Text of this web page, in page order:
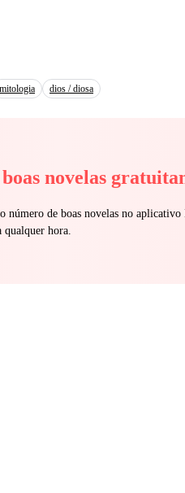
mitologia dios / diosa
boas novelas
número de boas novelas no
qualquer hora.